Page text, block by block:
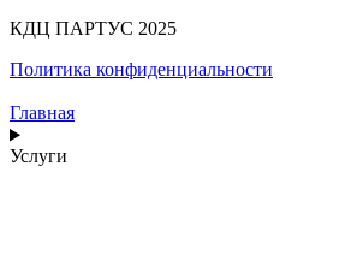
КДЦ ПАРТУС 2025
Политика конфиденциальности
Главная
Услуги